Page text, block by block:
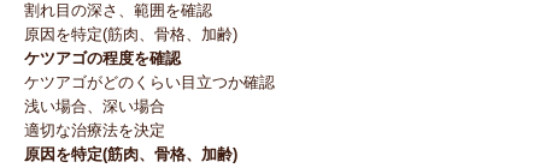
割れ目の深さ、範囲を確認
原因を特定(筋肉、骨格、加齢)
ケツアゴの程度を確認
ケツアゴがどのくらい目立つか確認
浅い場合、深い場合
適切な治療法を決定
原因を特定(筋肉、骨格、加齢)